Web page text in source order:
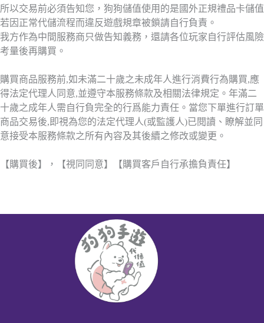
所以交易前必須告知您，狗狗儲值使用的是國外正規禮品卡儲值
若因正常代儲流程而違反遊戲規章被鎖請自行負責。
我方作為中間服務商只做告知義務，還請各位玩家自行評估風險
考量後再購買。
購買商品服務前,如未滿二十歲之未成年人進行消費行為購買,應
得法定代理人同意,並遵守本服務條款及相關法律規定。年滿二
十歲之成年人需自行負完全的行爲能力責任。當您下單進行訂單
商品交易後,即視為您的法定代理人(或監護人)已閱讀、瞭解並同
意接受本服務條款之所有內容及其後續之修改或變更。
【購買後】，【視同同意】【購買客戶自行承擔負責任】